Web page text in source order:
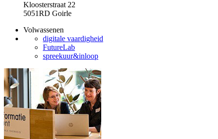
Kloosterstraat 22
5051RD Goirle
Volwassenen
digitale vaardigheid
FutureLab
spreekuur&inloop